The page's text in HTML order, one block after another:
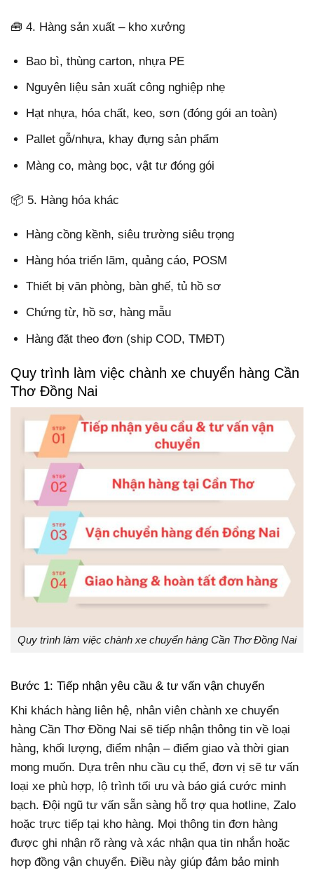
🧰 4. Hàng sản xuất – kho xưởng
Bao bì, thùng carton, nhựa PE
Nguyên liệu sản xuất công nghiệp nhẹ
Hạt nhựa, hóa chất, keo, sơn (đóng gói an toàn)
Pallet gỗ/nhựa, khay đựng sản phẩm
Màng co, màng bọc, vật tư đóng gói
📦 5. Hàng hóa khác
Hàng cồng kềnh, siêu trường siêu trọng
Hàng hóa triển lãm, quảng cáo, POSM
Thiết bị văn phòng, bàn ghế, tủ hồ sơ
Chứng từ, hồ sơ, hàng mẫu
Hàng đặt theo đơn (ship COD, TMĐT)
Quy trình làm việc chành xe chuyển hàng Cần
Thơ Đồng Nai
Quy trình làm việc chành xe chuyển hàng Cần Thơ Đồng Nai
Bước 1: Tiếp nhận yêu cầu & tư vấn vận chuyển
Khi khách hàng liên hệ, nhân viên chành xe chuyển
hàng Cần Thơ Đồng Nai sẽ tiếp nhận thông tin về loại
hàng, khối lượng, điểm nhận – điểm giao và thời gian
mong muốn. Dựa trên nhu cầu cụ thể, đơn vị sẽ tư vấn
loại xe phù hợp, lộ trình tối ưu và báo giá cước minh
bạch. Đội ngũ tư vấn sẵn sàng hỗ trợ qua hotline, Zalo
hoặc trực tiếp tại kho hàng. Mọi thông tin đơn hàng
được ghi nhận rõ ràng và xác nhận qua tin nhắn hoặc
hợp đồng vận chuyển. Điều này giúp đảm bảo minh